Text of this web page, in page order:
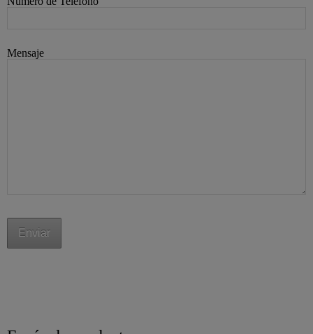
Mensaje